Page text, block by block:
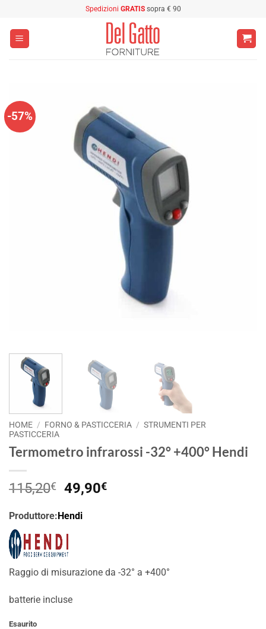
contenuti
Spedizioni GRATISsopra € 90
-57%
HOME / FORNO & PASTICCERIA / STRUMENTI PER
PASTICCERIA
Termometro infrarossi -32° +400° Hendi
115,20€
Il
originale
era:
49,90€Il
Produttore: Hendi
Raggio di misurazione da -32° a +400°
batterie incluse
Esaurito